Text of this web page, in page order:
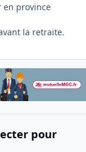
en province
la retraite.
pour